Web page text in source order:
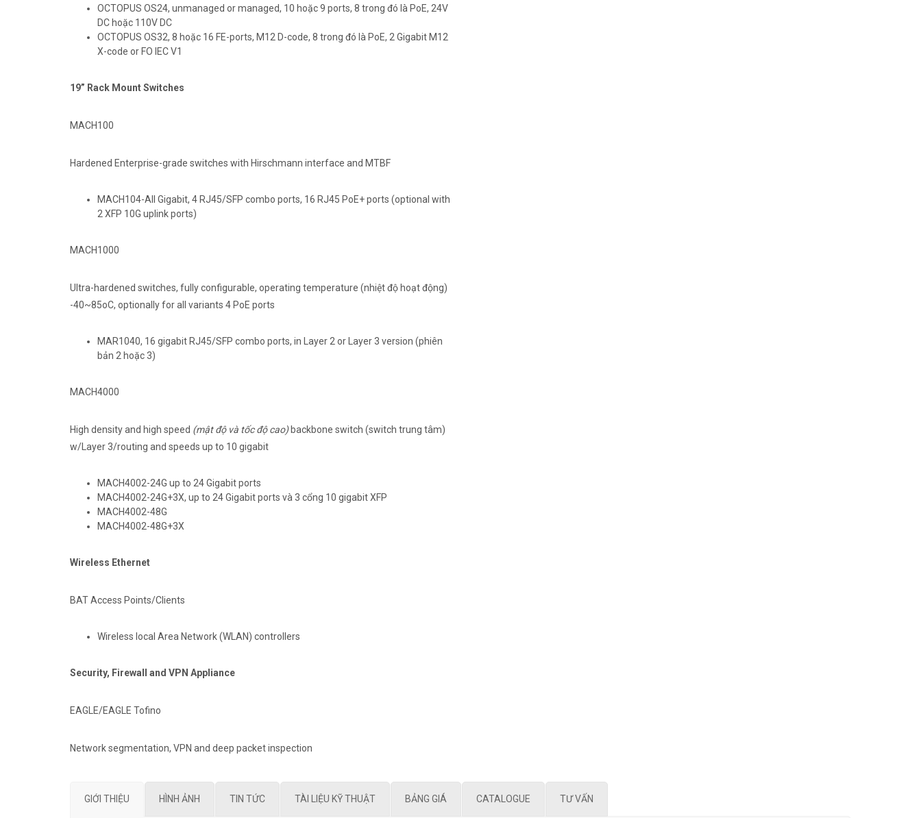
OCTOPUS OS24, unmanaged or managed, 10 hoặc 9 ports, 8 trong đó là PoE, 24V
DC hoặc 110V DC
OCTOPUS OS32, 8 hoặc 16 FE-ports, M12 D-code, 8 trong đó là PoE, 2 Gigabit M12
X-code or FO IEC V1
19” Rack Mount Switches
MACH100
Hardened Enterprise-grade switches with Hirschmann interface and MTBF
MACH104-All Gigabit, 4 RJ45/SFP combo ports, 16 RJ45 PoE+ ports (optional with
2 XFP 10G uplink ports)
MACH1000
Ultra-hardened switches, fully configurable, operating temperature (nhiệt độ hoạt động)
-40~85oC, optionally for all variants 4 PoE ports
MAR1040, 16 gigabit RJ45/SFP combo ports, in Layer 2 or Layer 3 version (phiên
bản 2 hoặc 3)
MACH4000
High density and high speed (mật độ và tốc độ cao)backbone switch (switch trung tâm)
w/Layer 3/routing and speeds up to 10 gigabit
MACH4002-24G up to 24 Gigabit ports
MACH4002-24G+3X, up to 24 Gigabit ports và 3 cổng 10 gigabit XFP
MACH4002-48G
MACH4002-48G+3X
Wireless Ethernet
BAT Access Points/Clients
Wireless local Area Network (WLAN) controllers
Security, Firewall and VPN Appliance
EAGLE/EAGLE Tofino
Network segmentation, VPN and deep packet inspection
GIỚI THIỆU HÌNH ẢNH TIN TỨC TÀI LIỆU KỸ THUẬT BẢNG GIÁ CATALOGUE TƯ VẤN